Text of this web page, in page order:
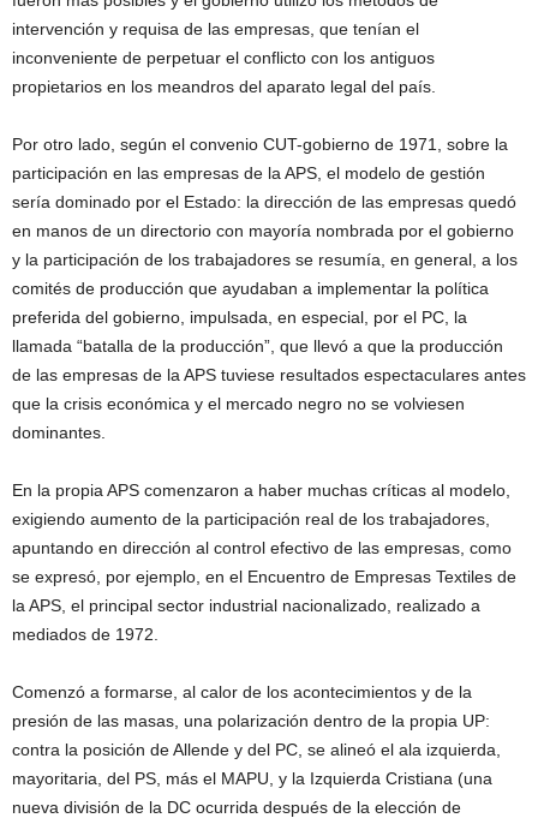
intervención y requisa de las empresas, que tenían el
inconveniente de perpetuar el conflicto con los antiguos
propietarios en los meandros del aparato legal del país.
Por otro lado, según el convenio CUT-gobierno de 1971, sobre la
participación en las empresas de la APS, el modelo de gestión
sería dominado por el Estado: la dirección de las empresas quedó
en manos de un directorio con mayoría nombrada por el gobierno
y la participación de los trabajadores se resumía, en general, a los
comités de producción que ayudaban a implementar la política
preferida del gobierno, impulsada, en especial, por el PC, la
llamada “batalla de la producción”, que llevó a que la producción
de las empresas de la APS tuviese resultados espectaculares antes
que la crisis económica y el mercado negro no se volviesen
dominantes.
En la propia APS comenzaron a haber muchas críticas al modelo,
exigiendo aumento de la participación real de los trabajadores,
apuntando en dirección al control efectivo de las empresas, como
se expresó, por ejemplo, en el Encuentro de Empresas Textiles de
la APS, el principal sector industrial nacionalizado, realizado a
mediados de 1972.
Comenzó a formarse, al calor de los acontecimientos y de la
presión de las masas, una polarización dentro de la propia UP:
contra la posición de Allende y del PC, se alineó el ala izquierda,
mayoritaria, del PS, más el MAPU, y la Izquierda Cristiana (una
nueva división de la DC ocurrida después de la elección de